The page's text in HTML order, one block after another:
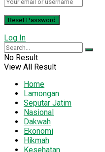
Log In
No Result
View All Result
Home
Lamongan
Seputar Jatim
Nasional
Dakwah
Ekonomi
Hikmah
Kesehatan